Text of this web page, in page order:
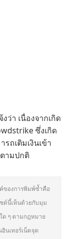
ว่า เนื่องจากเกิด
ซึ่งเกิด
ถเติมเงินเข้า
ามปกติ
ของการพิมพ์ซ้ำคือ
ต์นี้เห็นด้วยกับมุม
ด ๆ ตามกฎหมาย
นเทอร์เน็ตจุด